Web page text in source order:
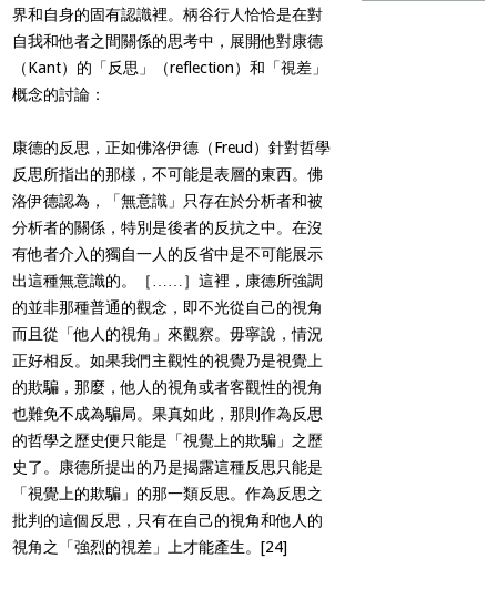
界和自身的固有認識裡。柄谷行人恰恰是在對
自我和他者之間關係的思考中，展開他對康德
（Kant）的「反思」（reflection）和「視差」
概念的討論：
康德的反思，正如佛洛伊德（Freud）針對哲學
反思所指出的那樣，不可能是表層的東西。佛
洛伊德認為，「無意識」只存在於分析者和被
分析者的關係，特別是後者的反抗之中。在沒
有他者介入的獨自一人的反省中是不可能展示
出這種無意識的。［……］這裡，康德所強調
的並非那種普通的觀念，即不光從自己的視角
而且從「他人的視角」來觀察。毋寧說，情況
正好相反。如果我們主觀性的視覺乃是視覺上
的欺騙，那麼，他人的視角或者客觀性的視角
也難免不成為騙局。果真如此，那則作為反思
的哲學之歷史便只能是「視覺上的欺騙」之歷
史了。康德所提出的乃是揭露這種反思只能是
「視覺上的欺騙」的那一類反思。作為反思之
批判的這個反思，只有在自己的視角和他人的
視角之「強烈的視差」上才能產生。[24]